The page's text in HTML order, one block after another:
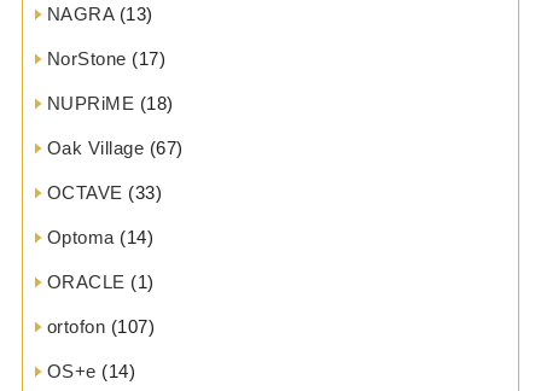
NAGRA(13)
NorStone (17)
NUPRiME (18)
Oak Village (67)
OCTAVE (33)
Optoma (14)
ORACLE (1)
ortofon (107)
OS+e (14)